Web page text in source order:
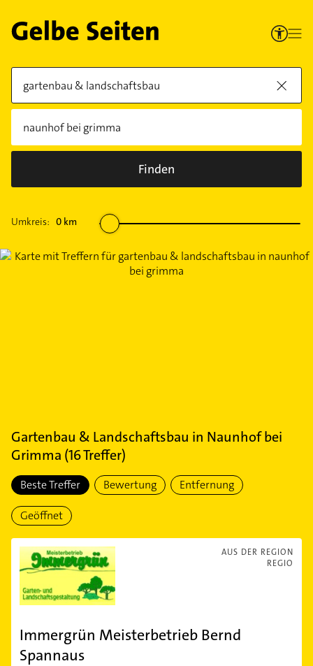
Finden
Umkreis: 0 km
Gartenbau & Landschaftsbau in Naunhof bei
Grimma (16Treffer)
Beste Treffer Bewertung Entfernung
Geöffnet
AUS DER REGION
REGIO
Immergrün Meisterbetrieb Bernd
Spannaus